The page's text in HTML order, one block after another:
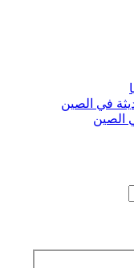
في الصين
الصين